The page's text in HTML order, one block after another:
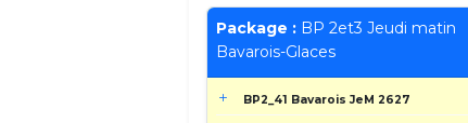
Package : BP 2et3 Jeudi matin
Bavarois-Glaces
BP2_41 Bavarois JeM 2627